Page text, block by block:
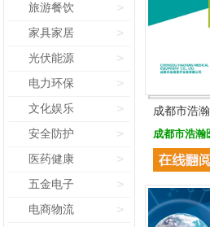
旅游餐饮 >
家具家居 >
光伏能源 >
电力环保 >
文化娱乐 >
安全防护 >
医药健康 >
五金电子 >
电商物流 >
成都市浩
成都市浩瀚